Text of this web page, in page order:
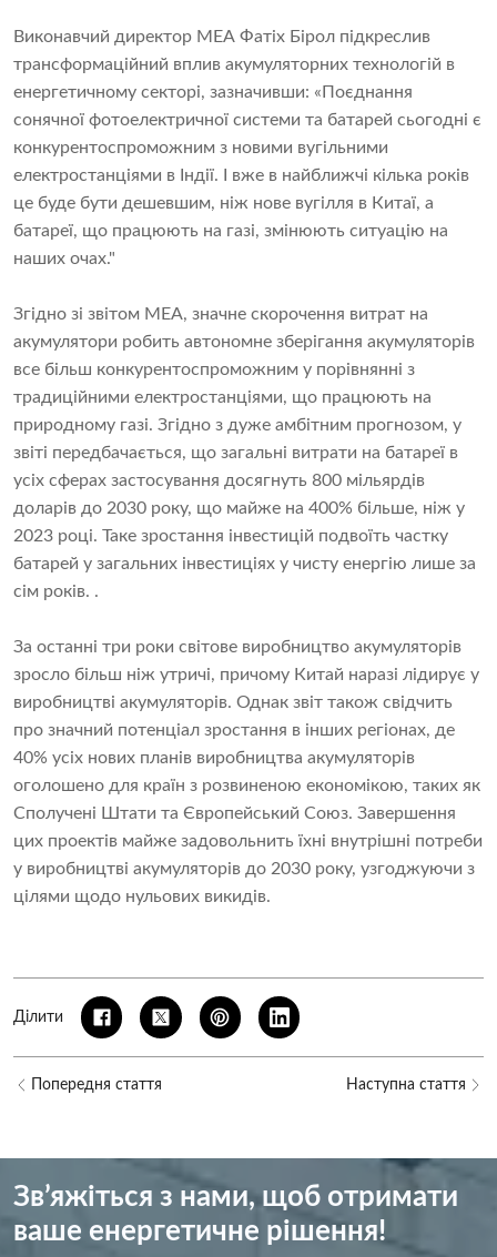
Виконавчий директор МЕА Фатіх Бірол підкреслив
трансформаційний вплив акумуляторних технологій в
енергетичному секторі, зазначивши: «Поєднання
сонячної фотоелектричної системи та батарей сьогодні є
конкурентоспроможним з новими вугільними
електростанціями в Індії. І вже в найближчі кілька років
це буде бути дешевшим, ніж нове вугілля в Китаї, а
батареї, що працюють на газі, змінюють ситуацію на
наших очах."
Згідно зі звітом МЕА, значне скорочення витрат на
акумулятори робить автономне зберігання акумуляторів
все більш конкурентоспроможним у порівнянні з
традиційними електростанціями, що працюють на
природному газі. Згідно з дуже амбітним прогнозом, у
звіті передбачається, що загальні витрати на батареї в
усіх сферах застосування досягнуть 800 мільярдів
доларів до 2030 року, що майже на 400% більше, ніж у
2023 році. Таке зростання інвестицій подвоїть частку
батарей у загальних інвестиціях у чисту енергію лише за
сім років. .
За останні три роки світове виробництво акумуляторів
зросло більш ніж утричі, причому Китай наразі лідирує у
виробництві акумуляторів. Однак звіт також свідчить
про значний потенціал зростання в інших регіонах, де
40% усіх нових планів виробництва акумуляторів
оголошено для країн з розвиненою економікою, таких як
Сполучені Штати та Європейський Союз. Завершення
цих проектів майже задовольнить їхні внутрішні потреби
у виробництві акумуляторів до 2030 року, узгоджуючи з
цілями щодо нульових викидів.
Ділити
Попередня стаття Наступна стаття
Зв’яжіться з нами, щоб отримати
ваше енергетичне рішення!